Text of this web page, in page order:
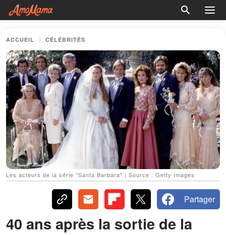
ACCUEIL CÉLÉBRITÉS
Les acteurs de la série "Santa Barbara" | Source : Getty Images
Partager
40 ans après la sortie de la